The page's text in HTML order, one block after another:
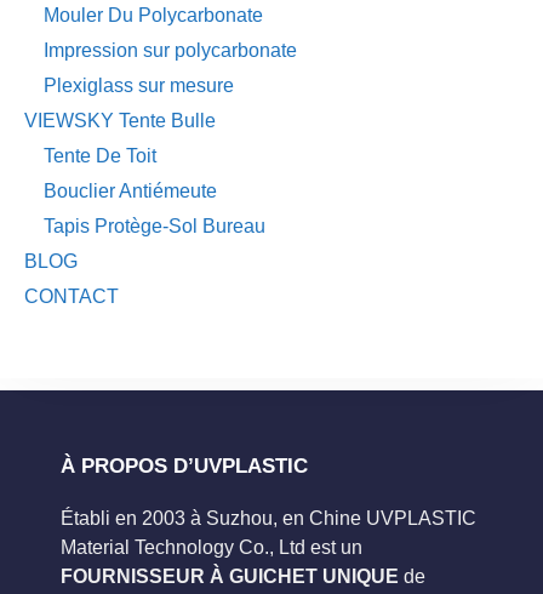
Mouler Du Polycarbonate
Impression sur polycarbonate
Plexiglass sur mesure
VIEWSKY Tente Bulle
Tente De Toit
Bouclier Antiémeute
Tapis Protège-Sol Bureau
BLOG
CONTACT
À PROPOS D’UVPLASTIC
Établi en 2003 à Suzhou, en Chine UVPLASTIC
Material Technology Co., Ltd est un
FOURNISSEUR À GUICHET UNIQUE de